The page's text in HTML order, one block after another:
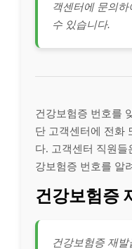
객센터에 문의
수 있습니다.
건강보험증 번호를
단 고객센터에 전화
다. 고객센터 직원들
강보험증 번호를 알
건강보험증
건강보험증 재